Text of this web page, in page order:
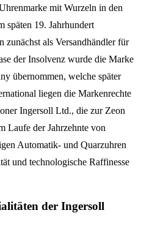
mit Wurzeln in den
späten 19. Jahrhundert
zunächst als Versandhändler für
der Insolvenz wurde die Marke
übernommen, welche später
liegen die Markenrechte
Ingersoll Ltd., die zur Zeon
Laufe der Jahrzehnte von
Automatik- und Quarzuhren
und technologische Raffinesse
der Ingersoll